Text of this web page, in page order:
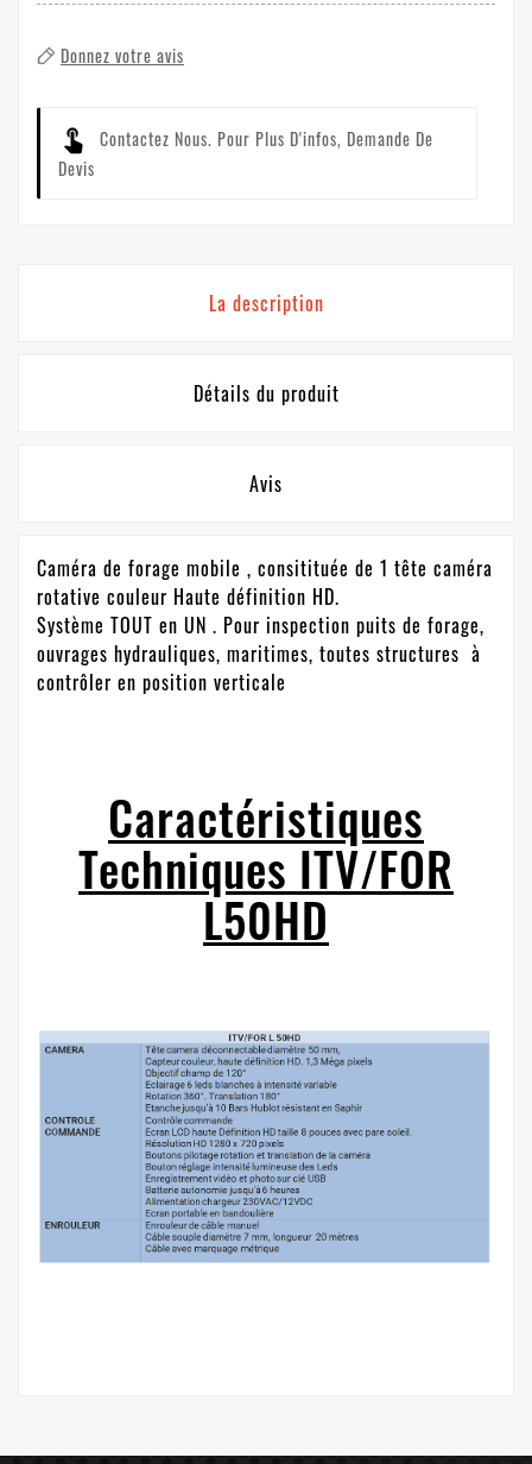
Donnez votre avis
Contactez Nous. Pour Plus D'infos, Demande De
Devis
La description
Détails du produit
Avis
Caméra de forage mobile , consitituée de 1 tête caméra
rotative couleur Haute définition HD.
Système TOUT en UN . Pour inspection puits de forage,
ouvrages hydrauliques, maritimes, toutes structures à
contrôler en position verticale
Caractéristiques
Techniques ITV/FOR
L50HD